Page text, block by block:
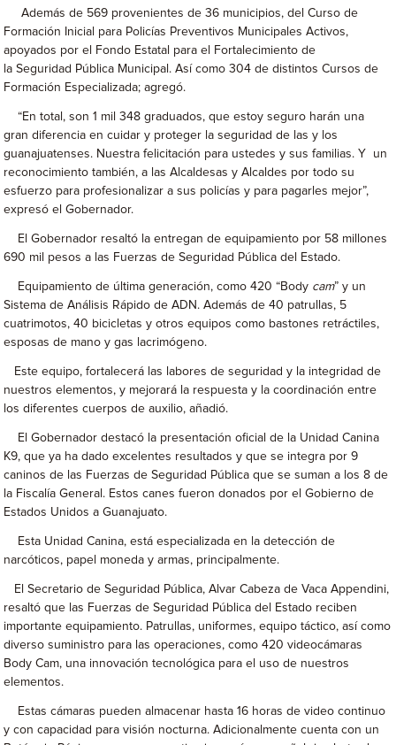
Además de 569 provenientes de 36 municipios, del Curso de
Formación Inicial para Policías Preventivos Municipales Activos,
apoyados por el Fondo Estatal para el Fortalecimiento de
la Seguridad Pública Municipal. Así como 304 de distintos Cursos de
Formación Especializada; agregó.
“En total, son 1 mil 348 graduados, que estoy seguro harán una
gran diferencia en cuidar y proteger la seguridad de las y los
guanajuatenses. Nuestra felicitación para ustedes y sus familias. Y un
reconocimiento también, a las Alcaldesas y Alcaldes por todo su
esfuerzo para profesionalizar a sus policías y para pagarles mejor”,
expresó el Gobernador.
El Gobernador resaltó la entregan de equipamiento por 58 millones
690 mil pesos a las Fuerzas de Seguridad Pública del Estado.
Equipamiento de última generación, como 420 “Body cam” y un
Sistema de Análisis Rápido de ADN. Además de 40 patrullas, 5
cuatrimotos, 40 bicicletas y otros equipos como bastones retráctiles,
esposas de mano y gas lacrimógeno.
Este equipo, fortalecerá las labores de seguridad y la integridad de
nuestros elementos, y mejorará la respuesta y la coordinación entre
los diferentes cuerpos de auxilio, añadió.
El Gobernador destacó la presentación oficial de la Unidad Canina
K9, que ya ha dado excelentes resultados y que se integra por 9
caninos de las Fuerzas de Seguridad Pública que se suman a los 8 de
la Fiscalía General. Estos canes fueron donados por el Gobierno de
Estados Unidos a Guanajuato.
Esta Unidad Canina, está especializada en la detección de
narcóticos, papel moneda y armas, principalmente.
El Secretario de Seguridad Pública, Alvar Cabeza de Vaca Appendini,
resaltó que las Fuerzas de Seguridad Pública del Estado reciben
importante equipamiento. Patrullas, uniformes, equipo táctico, así como
diverso suministro para las operaciones, como 420 videocámaras
Body Cam, una innovación tecnológica para el uso de nuestros
elementos.
Estas cámaras pueden almacenar hasta 16 horas de video continuo
y con capacidad para visión nocturna. Adicionalmente cuenta con un